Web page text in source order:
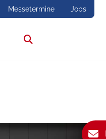
Messetermine Jobs